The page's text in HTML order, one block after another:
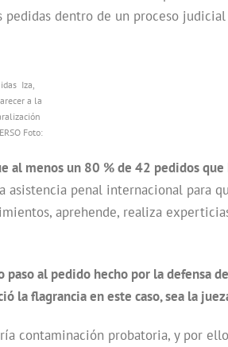
pedidas dentro de un proceso
Iza,
a la
Foto:
al menos un 80 % de 42 pedidos
asistencia penal internacional para
aprehende, realiza
al pedido hecho por la defensa
la flagrancia en este caso, sea la
contaminación probatoria, y por